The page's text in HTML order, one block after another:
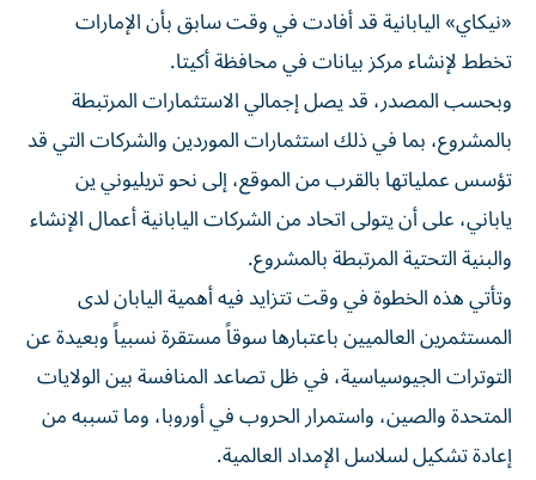
«نيكاي» اليابانية قد أفادت في وقت سابق بأن الإمارات
تخطط لإنشاء مركز بيانات في محافظة أكيتا.
وبحسب المصدر، قد يصل إجمالي الاستثمارات المرتبطة
بالمشروع، بما في ذلك استثمارات الموردين والشركات التي قد
تؤسس عملياتها بالقرب من الموقع، إلى نحو تريليوني ين
ياباني، على أن يتولى اتحاد من الشركات اليابانية أعمال الإنشاء
والبنية التحتية المرتبطة بالمشروع.
وتأتي هذه الخطوة في وقت تتزايد فيه أهمية اليابان لدى
المستثمرين العالميين باعتبارها سوقاً مستقرة نسبياً وبعيدة عن
التوترات الجيوسياسية، في ظل تصاعد المنافسة بين الولايات
المتحدة والصين، واستمرار الحروب في أوروبا، وما تسببه من
إعادة تشكيل لسلاسل الإمداد العالمية.